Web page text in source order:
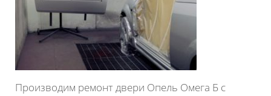
Производим ремонт двери Опель Омега Б с